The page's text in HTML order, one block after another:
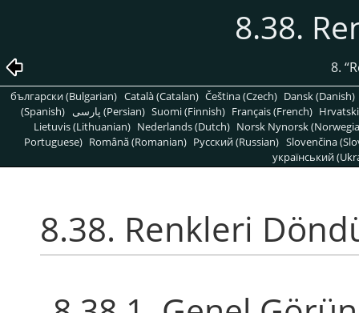
8.38.
8. “
български (Bulgarian) Català (Catalan) Čeština (Czech) Dansk (Danish)
(Spanish)
پارسی (Persian) Suomi (Finnish) Français (French)
Lietuvis (Lithuanian) Nederlands (Dutch) Norsk Nynorsk
Portuguese) Română (Romanian) Pусский (Russian) Slovenčina
український
8.38. Renkleri